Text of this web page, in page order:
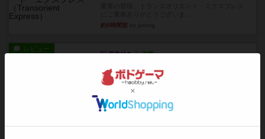
約8時間前
レビュー
画像付き 充実
世界に浸れる度 ☆☆☆☆★楽しさ ☆☆☆☆★
タイパ ☆☆☆☆☆マンハッ...
花火：スターマイン